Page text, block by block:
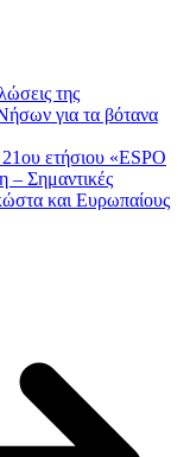
της
για τα βότανα
ετήσιου «ESPO
– Σημαντικές
και Ευρωπαίους